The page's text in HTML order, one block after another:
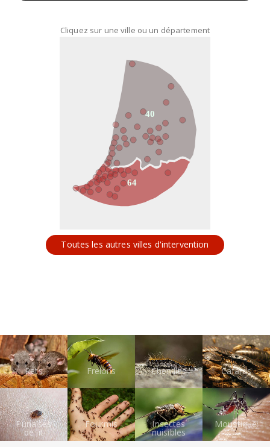
Cliquez sur une ville ou un département
64
40
Toutes les autres villes d'intervention
Rats Frelons Chenilles Cafards
Punaises
de lit
Fourmis Insectes
nuisibles
Moustiques